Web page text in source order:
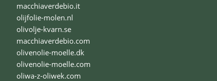
macchiaverdebio.it
olijfolie-molen.nl
olivolje-kvarn.se
macchiaverdebio.com
olivenolie-moelle.dk
olivenolie-moelle.com
oliwa-z-oliwek.com